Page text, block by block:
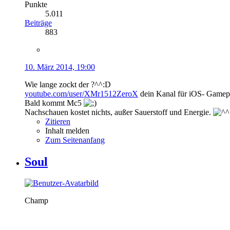
Punkte
5.011
Beiträge
883
10. März 2014, 19:00
Wie lange zockt der ?^^:D
youtube.com/user/XMr1512ZeroX dein Kanal für iOS-
Bald kommt Mc5
Nachschauen kostet nichts, außer Sauerstoff und Energie.
Zitieren
Inhalt melden
Zum Seitenanfang
Soul
Champ